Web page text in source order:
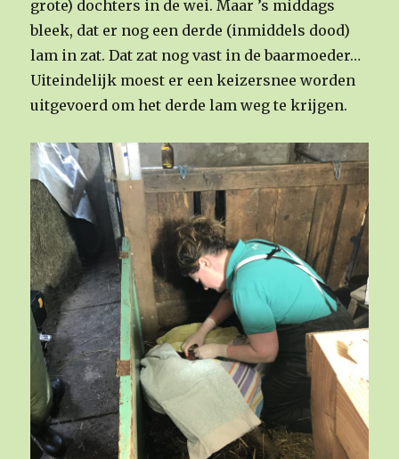
grote) dochters in de wei. Maar ’s middags
bleek, dat er nog een derde (inmiddels dood)
lam in zat. Dat zat nog vast in de baarmoeder…
Uiteindelijk moest er een keizersnee worden
uitgevoerd om het derde lam weg te krijgen.